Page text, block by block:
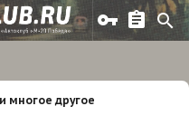
многое другое